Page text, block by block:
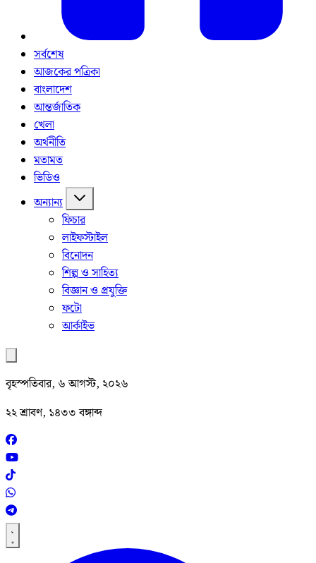
সর্বশেষ
আজকের পত্রিকা
বাংলাদেশ
আন্তর্জাতিক
খেলা
অর্থনীতি
মতামত
ভিডিও
অন্যান্য
ফিচার
লাইফস্টাইল
বিনোদন
শিল্প ও সাহিত্য
বিজ্ঞান ও প্রযুক্তি
ফটো
আর্কাইভ
বৃহস্পতিবার, ৬ আগস্ট, ২০২৬
২২ শ্রাবণ, ১৪৩৩ বঙ্গাব্দ